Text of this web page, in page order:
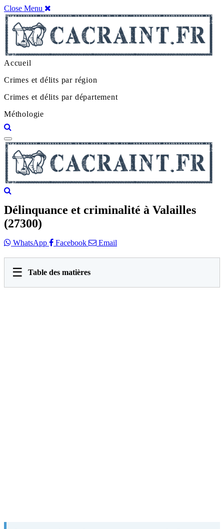
Close Menu
Accueil
Crimes et délits par région
Crimes et délits par département
Méthologie
Délinquance et criminalité à Valailles
(27300)
WhatsApp Facebook Email
☰ Table des matières